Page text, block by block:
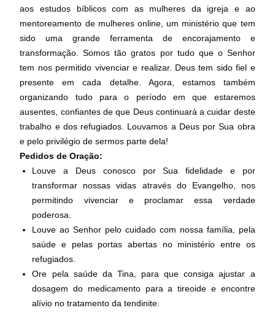
aos estudos bíblicos com as mulheres da igreja e ao
mentoreamento de mulheres online, um ministério que tem
sido uma grande ferramenta de encorajamento e
transformação. Somos tão gratos por tudo que o Senhor
tem nos permitido vivenciar e realizar. Deus tem sido fiel e
presente em cada detalhe. Agora, estamos também
organizando tudo para o período em que estaremos
ausentes, confiantes de que Deus continuará a cuidar deste
trabalho e dos refugiados. Louvamos a Deus por Sua obra
e pelo privilégio de sermos parte dela!
Pedidos de Oração:
Louve a Deus conosco por Sua fidelidade e por
transformar nossas vidas através do Evangelho, nos
permitindo vivenciar e proclamar essa verdade
poderosa.
Louve ao Senhor pelo cuidado com nossa família, pela
saúde e pelas portas abertas no ministério entre os
refugiados.
Ore pela saúde da Tina, para que consiga ajustar a
dosagem do medicamento para a tireoide e encontre
alívio no tratamento da tendinite.